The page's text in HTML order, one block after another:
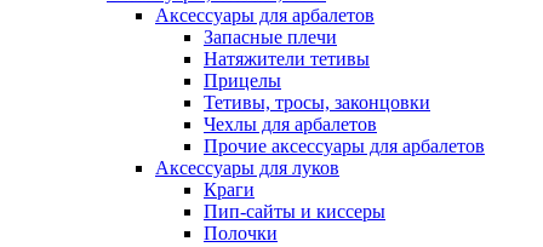
Аксессуары для арбалетов
Запасные плечи
Натяжители тетивы
Прицелы
Тетивы, тросы, законцовки
Чехлы для арбалетов
Прочие аксессуары для арбалетов
Аксессуары для луков
Краги
Пип-сайты и киссеры
Полочки